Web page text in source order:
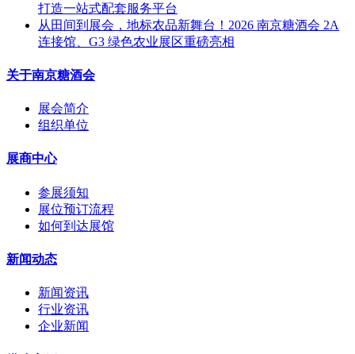
打造一站式配套服务平台
从田间到展会，地标农品新舞台！2026 南京糖酒会 2A
连接馆、G3 绿色农业展区重磅亮相
关于南京糖酒会
展会简介
组织单位
展商中心
参展须知
展位预订流程
如何到达展馆
新闻动态
新闻资讯
行业资讯
企业新闻